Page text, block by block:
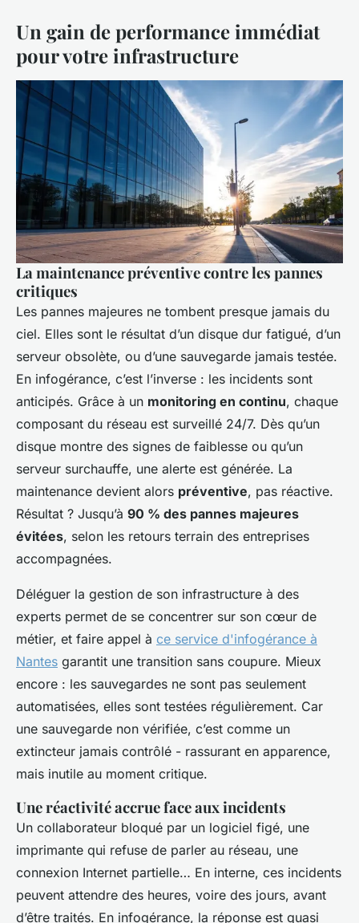
Un gain de performance immédiat
pour votre infrastructure
La maintenance préventive contre les pannes
critiques
Les pannes majeures ne tombent presque jamais du
ciel. Elles sont le résultat d’un disque dur fatigué, d’un
serveur obsolète, ou d’une sauvegarde jamais testée.
En infogérance, c’est l’inverse : les incidents sont
anticipés. Grâce à un monitoring en continu, chaque
composant du réseau est surveillé 24/7. Dès qu’un
disque montre des signes de faiblesse ou qu’un
serveur surchauffe, une alerte est générée. La
maintenance devient alors préventive, pas réactive.
Résultat ? Jusqu’à 90 % des pannes majeures
évitées, selon les retours terrain des entreprises
accompagnées.
Déléguer la gestion de son infrastructure à des
experts permet de se concentrer sur son cœur de
métier, et faire appel à ce service d'infogérance à
Nantes garantit une transition sans coupure. Mieux
encore : les sauvegardes ne sont pas seulement
automatisées, elles sont testées régulièrement. Car
une sauvegarde non vérifiée, c’est comme un
extincteur jamais contrôlé - rassurant en apparence,
mais inutile au moment critique.
Une réactivité accrue face aux incidents
Un collaborateur bloqué par un logiciel figé, une
imprimante qui refuse de parler au réseau, une
connexion Internet partielle… En interne, ces incidents
peuvent attendre des heures, voire des jours, avant
d’être traités. En infogérance, la réponse est quasi